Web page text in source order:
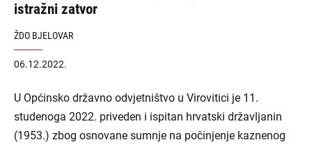
istražni zatvor
ŽDO BJELOVAR
06.12.2022.
U Općinsko državno odvjetništvo u Virovitici je 11.
studenoga 2022. priveden i ispitan hrvatski državljanin
(1953.) zbog osnovane sumnje na počinjenje kaznenog